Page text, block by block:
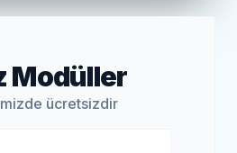
Modüller
ücretsizdir